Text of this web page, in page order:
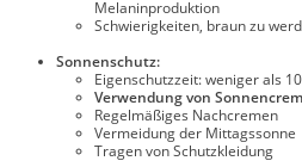
Melaninproduktion
Schwierigkeiten, braun zu
Sonnenschutz:
Eigenschutzzeit: weniger als
Verwendung von
Regelmäßiges Nachcremen
Vermeidung der Mittagssonne
Tragen von Schutzkleidung